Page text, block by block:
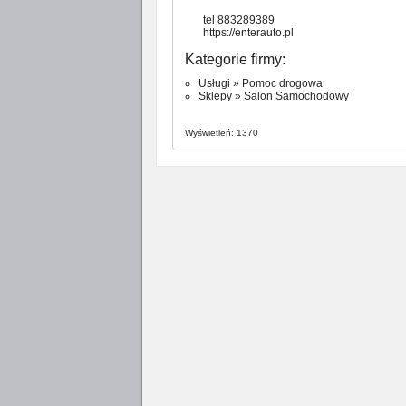
tel 883289389
https://enterauto.pl
Kategorie firmy:
Usługi » Pomoc drogowa
Sklepy »Salon Samochodowy
Wyświetleń: 1370